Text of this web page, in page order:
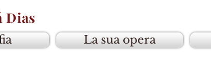
Dias
La sua opera